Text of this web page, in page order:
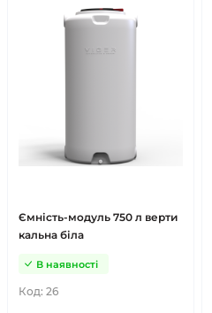
Ємність-модуль 750 л верти
кальна біла
Код: 26
В наявності